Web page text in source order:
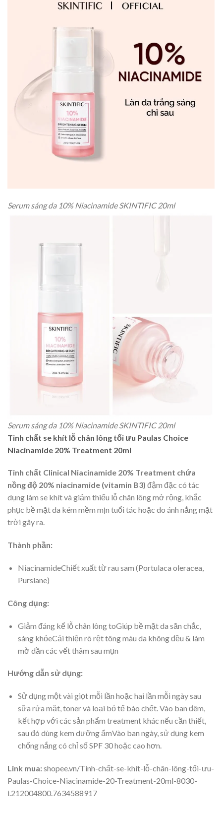
Serum sáng da 10% Niacinamide SKINTIFIC 20ml
Serum sáng da 10% Niacinamide SKINTIFIC 20ml
Tinh chất se khít lỗ chân lông tối ưu Paulas Choice
Niacinamide 20% Treatment 20ml
Tinh chất Clinical Niacinamide 20% Treatment chứa
nồng độ 20% niacinamide (vitamin B3) đậm đặc có tác
dụng làm se khít và giảm thiểu lỗ chân lông mở rộng, khắc
phục bề mặt da kém mềm mịn tuổi tác hoặc do ánh nắng mặt
trời gây ra.
Thành phần:
NiacinamideChiết xuất từ rau sam (Portulaca oleracea,
Purslane)
Công dụng:
Giảm đáng kể lỗ chân lông toGiúp bề mặt da săn chắc,
sáng khỏeCải thiện rõ rệt tông màu da không đều & làm
mờ dần các vết thâm sau mụn
Hướng dẫn sử dụng:
Sử dụng một vài giọt mỗi lần hoặc hai lần mỗi ngày sau
sữa rửa mặt, toner và loại bỏ tế bào chết. Vào ban đêm,
kết hợp với các sản phẩm treatment khác nếu cần thiết,
sau đó dùng kem dưỡng ẩmVào ban ngày, sử dụng kem
chống nắng có chỉ số SPF 30 hoặc cao hơn.
Link mua:shopee.vn/Tinh-chất-se-khít-lỗ-chân-lông-tối-ưu-
Paulas-Choice-Niacinamide-20-Treatment-20ml-8030-
i.212004800.7634588917